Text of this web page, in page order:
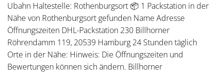
Ubahn Haltestelle: Rothenburgsort 📦 1 Packstation in der
Nähe von Rothenburgsort gefunden Name Adresse
Öffnungszeiten DHL-Packstation 230 Billhorner
Röhrendamm 119, 20539 Hamburg 24 Stunden täglich
Orte in der Nähe: Hinweis: Die Öffnungszeiten und
Bewertungen können sich ändern. Billhorner